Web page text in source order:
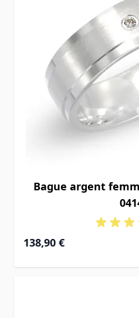
Bague argent
138,90 €